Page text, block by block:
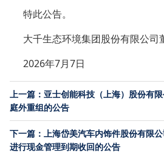
特此公告。
大千生态环境集团股份有限公司
2026年7月7日
上一篇：亚士创能科技（上海）股份有
庭外重组的公告
下一篇：上海岱美汽车内饰件股份有限
进行现金管理到期收回的公告